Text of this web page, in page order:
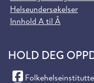
Helseundersøkelser
Innhold A til Å
HOLD DEG
(Facebook)